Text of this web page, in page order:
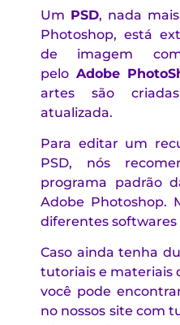
Um PSD, nada
Photoshop, está
de imagem
pelo Adobe
artes são
atualizada.
Para editar um
PSD, nós
programa padrão
Adobe Photoshop.
diferentes softwares
Caso ainda tenha
tutoriais e materiais
você pode
no nossos site com